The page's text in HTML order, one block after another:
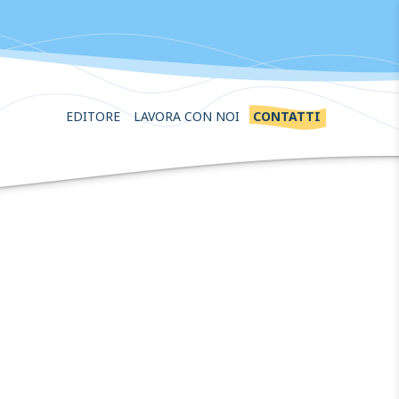
EDITORE LAVORA CON NOI CONTATTI